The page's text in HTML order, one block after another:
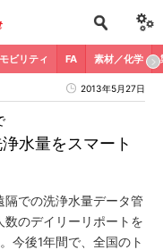
モビリティ FA 素材／化学
2013年5月27日
水量をスマート
での洗浄水量データ管
のデイリーリポートを
今後1年間で、全国のト